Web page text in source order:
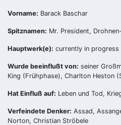
Vorname: Barack Baschar
Spitznamen: Mr. President,
Hauptwerk(e): currently in progress
Wurde beeinflußt von: seiner
King (Frühphase), Charlton Heston
Hat Einfluß auf: Leben und Tod,
Verfeindete Denker: Assad,
Norton, Christian Ströbele